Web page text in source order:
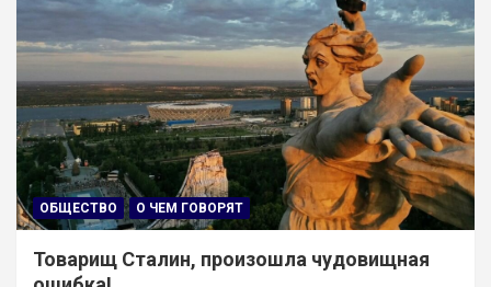
ОБЩЕСТВО О ЧЕМ ГОВОРЯТ
Товарищ Сталин, произошла чудовищная